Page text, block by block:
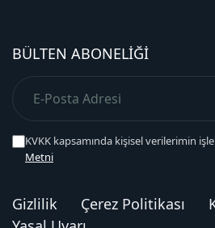
BÜLTEN ABONELIĞI
KVKK kapsamında kişisel verilerimin
Metni
Gizlilik Çerez Politikası